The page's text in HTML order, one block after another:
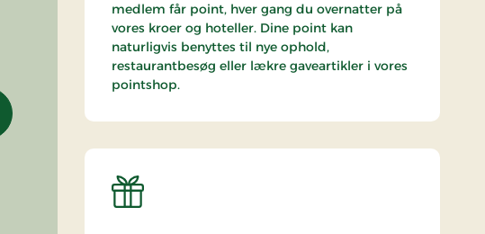
medlem får point, hver gang du overnatter på
vores kroer og hoteller. Dine point kan
naturligvis benyttes til nye ophold,
restaurantbesøg eller lækre gaveartikler i vores
pointshop.